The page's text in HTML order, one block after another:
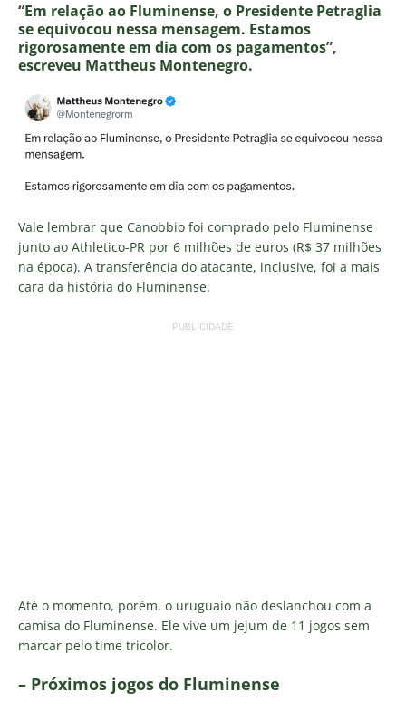
“Em relação ao Fluminense, o Presidente Petraglia
se equivocou nessa mensagem. Estamos
rigorosamente em dia com os pagamentos”,
escreveu Mattheus Montenegro.
Vale lembrar que Canobbio foi comprado pelo Fluminense
junto ao Athletico-PR por 6 milhões de euros (R$ 37 milhões
na época). A transferência do atacante, inclusive, foi a mais
cara da história do Fluminense.
PUBLICIDADE
Até o momento, porém, o uruguaio não deslanchou com a
camisa do Fluminense. Ele vive um jejum de 11 jogos sem
marcar pelo time tricolor.
– Próximos jogos do Fluminense